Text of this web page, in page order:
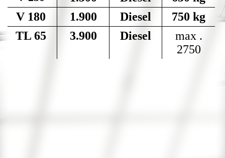
V 180
1.900 Diesel
750 kg
TL 65
3.900 Diesel
max .
2750